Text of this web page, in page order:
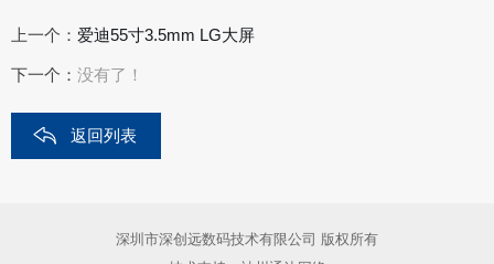
上一个： 爱迪55寸3.5mm LG大屏
下一个： 没有了！
返回列表
深圳市深创远数码技术有限公司 版权所有